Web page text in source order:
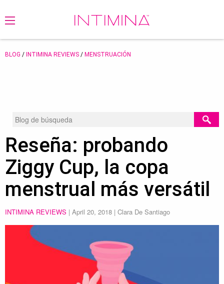
BLOG / INTIMINA REVIEWS / MENSTRUACIÓN
Reseña: probando
Ziggy Cup, la copa
menstrual más versátil
INTIMINA REVIEWS | April 20, 2018 | Clara De Santiago